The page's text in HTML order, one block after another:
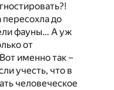
пересохла до
фауны… А уж
от
именно так –
учесть, что в
человеческое